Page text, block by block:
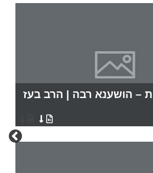
– הושענא רבה | הרב בעז